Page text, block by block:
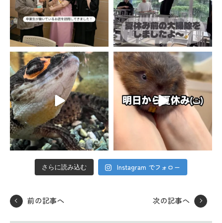
さらに読み込む Instagram でフォロー
前の記事へ 次の記事へ